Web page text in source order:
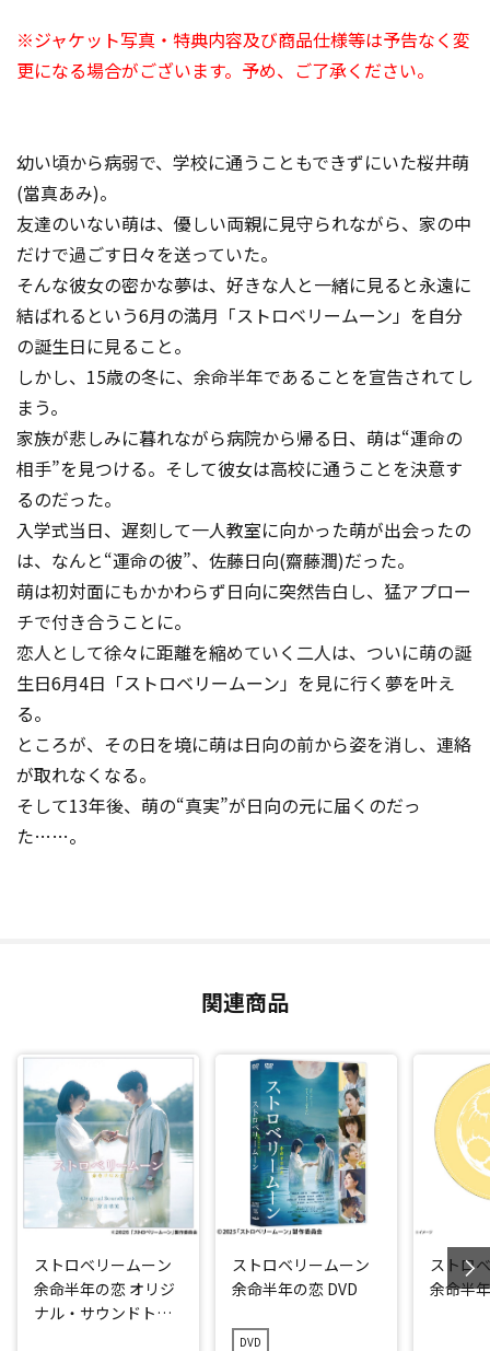
※ジャケット写真・特典内容及び商品仕様等は予告なく変
更になる場合がございます。予め、ご了承ください。
幼い頃から病弱で、学校に通うこともできずにいた桜井萌
(當真あみ)。
友達のいない萌は、優しい両親に見守られながら、家の中
だけで過ごす日々を送っていた。
そんな彼女の密かな夢は、好きな人と一緒に見ると永遠に
結ばれるという6月の満月「ストロベリームーン」を自分
の誕生日に見ること。
しかし、15歳の冬に、余命半年であることを宣告されてし
まう。
家族が悲しみに暮れながら病院から帰る日、萌は“運命の
相手”を見つける。そして彼女は高校に通うことを決意す
るのだった。
入学式当日、遅刻して一人教室に向かった萌が出会ったの
は、なんと“運命の彼”、佐藤日向(齋藤潤)だった。
萌は初対面にもかかわらず日向に突然告白し、猛アプロー
チで付き合うことに。
恋人として徐々に距離を縮めていく二人は、ついに萌の誕
生日6月4日「ストロベリームーン」を見に行く夢を叶え
る。
ところが、その日を境に萌は日向の前から姿を消し、連絡
が取れなくなる。
そして13年後、萌の“真実”が日向の元に届くのだっ
た……。
関連商品
ストロベリームーン
余命半年の恋 オリジ
ナル・サウンドトラ
ストロベリームーン
余命半年の恋 DVD
DVD
ストロ
余命半